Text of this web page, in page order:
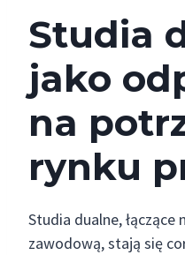
Studia
jako
na
rynku
Studia dualne, łączące
zawodową, stają się